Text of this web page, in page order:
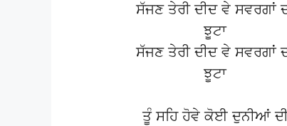
ਸੱਜਣ ਤੇਰੀ ਦੀਦ ਵੇ ਸਵਰਗਾਂ
ਝੂਟਾ
ਸੱਜਣ ਤੇਰੀ ਦੀਦ ਵੇ ਸਵਰਗਾਂ
ਝੂਟਾ
ਤੂੰ ਸਹਿ ਹੋਵੇ ਕੋਈ ਦੁਨੀਆਂ